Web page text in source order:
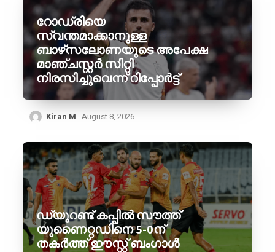
റോഡ്രിയെ
സ്വന്തമാക്കാനുള്ള
ബാഴ്‌സലോണയുടെ അപേക്ഷ
മാഞ്ചസ്റ്റർ സിറ്റി
നിരസിച്ചുവെന്ന് റിപ്പോർട്ട്
Kiran M August 8, 2026
ഡ്യൂറണ്ട് കപ്പിൽ സൗത്ത്
യുണൈറ്റഡിനെ 5-0ന്
തകർത്ത് ഈസ്റ്റ് ബംഗാൾ